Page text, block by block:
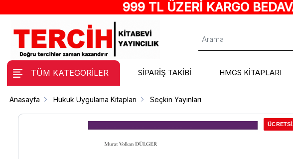
999 TL ÜZERİ KARGO
TÜM KATEGORİLER SİPARİŞ TAKİBİ HMGS KİTAPLARI
Anasayfa Hukuk Uygulama Kitapları Seçkin Yayınları